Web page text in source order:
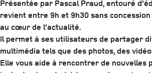
Présentée par Pascal Praud, entouré
revient entre 9h et 9h30 sans
au cœur de l’actualité.
Il permet à ses utilisateurs de partager
multimédia tels que des photos, des
Elle vous aide à rencontrer de nouvelles